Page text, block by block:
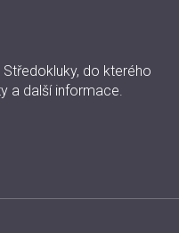
do kterého
a další informace.